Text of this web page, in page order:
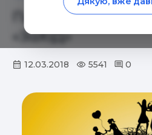
Прийом
«ЗаХіД»
12.03.2018 5541 0